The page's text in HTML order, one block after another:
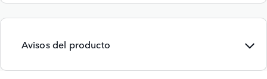
Avisos del producto